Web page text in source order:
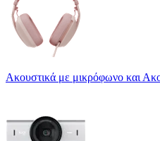
Ακουστικά με μικρόφωνο και